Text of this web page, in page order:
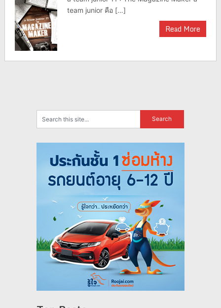
team junior คือ […]
Read More